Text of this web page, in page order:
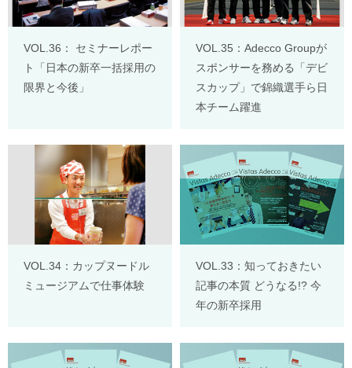
VOL.36： セミナーレポー
ト「日本の新卒一括採用の
限界と今後」
VOL.35：Adecco Groupが
スポンサーを務める「デビ
スカップ」で錦織選手ら日
本チーム躍進
VOL.34：カップヌードル
ミュージアムで仕事体験
VOL.33：知っておきたい
記事の本質 どうなる!? 今
年の新卒採用